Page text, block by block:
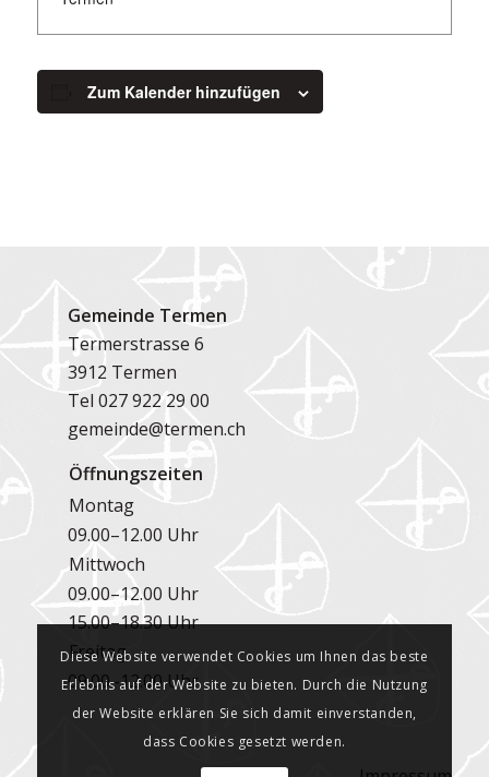
Zum Kalender hinzufügen
Gemeinde Termen
Termerstrasse 6
3912 Termen
Tel027 922 29 00
gemeinde@termen.ch
Öffnungszeiten
Montag
09.00–12.00 Uhr
Mittwoch
09.00–12.00 Uhr
15.00–18.30 Uhr
Freitag
09.00–12.00 Uhr
Diese Website verwendet Cookies um Ihnen das beste
Erlebnis auf der Website zu bieten. Durch die Nutzung
der Website erklären Sie sich damit einverstanden,
dass Cookies gesetzt werden.